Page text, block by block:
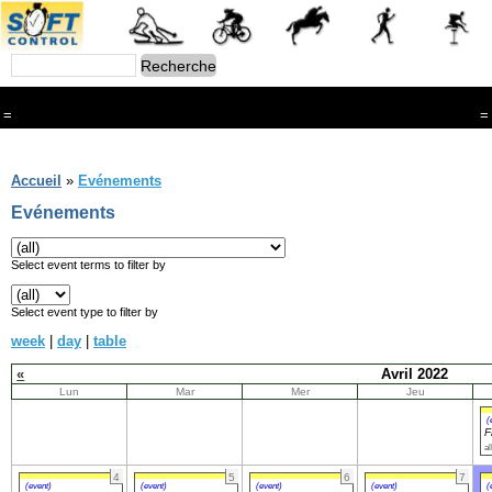
= =
Branches
CONTACT
Ski ALPIN
Triathlon
Ski Nordique
Courses à pieds
Athlétisme
Slalom In-Line
Caisse à savon
Coupe "Journal La Gruyère"
Accueil » Evénements
Evénements
Select event terms to filter by
Select event type to filter by
week day
table
«
Avril 2022
Lun Mar Mer Jeu
4
(event)
5
(event)
6
(event)
7
(event)